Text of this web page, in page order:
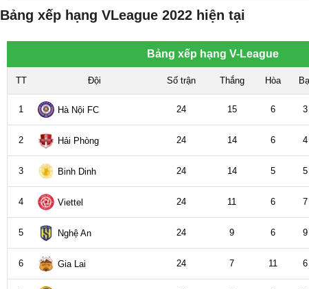
Bảng xếp hạng VLeague 2022 hiện tại